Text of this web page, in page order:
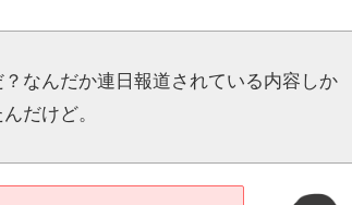
なんだか連日報道されている内容しか
だけど。